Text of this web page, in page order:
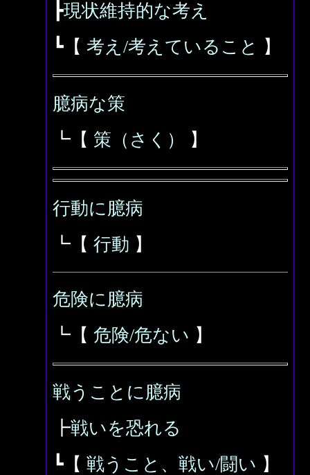
┣現状維持的な考え
┗【 考え/考えていること 】
臆病な策
┗【 策（さく） 】
行動に臆病
┗【 行動 】
危険に臆病
┗【 危険/危ない 】
戦うことに臆病
┣戦いを恐れる
┗【 戦うこと、戦い/闘い 】